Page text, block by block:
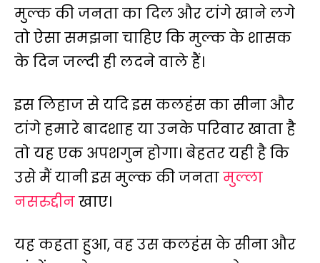
मुल्क की जनता का दिल और टांगे खाने लगे
तो ऐसा समझना चाहिए कि मुल्क के शासक
के दिन जल्दी ही लदने वाले हैं।
इस लिहाज से यदि इस कलहंस का सीना और
टांगे हमारे बादशाह या उनके परिवार खाता है
तो यह एक अपशगुन होगा। बेहतर यही है कि
उसे मैं यानी इस मुल्क की जनतामुल्ला
नसरुद्दीनखाए।
यह कहता हुआ, वह उस कलहंस के सीना और